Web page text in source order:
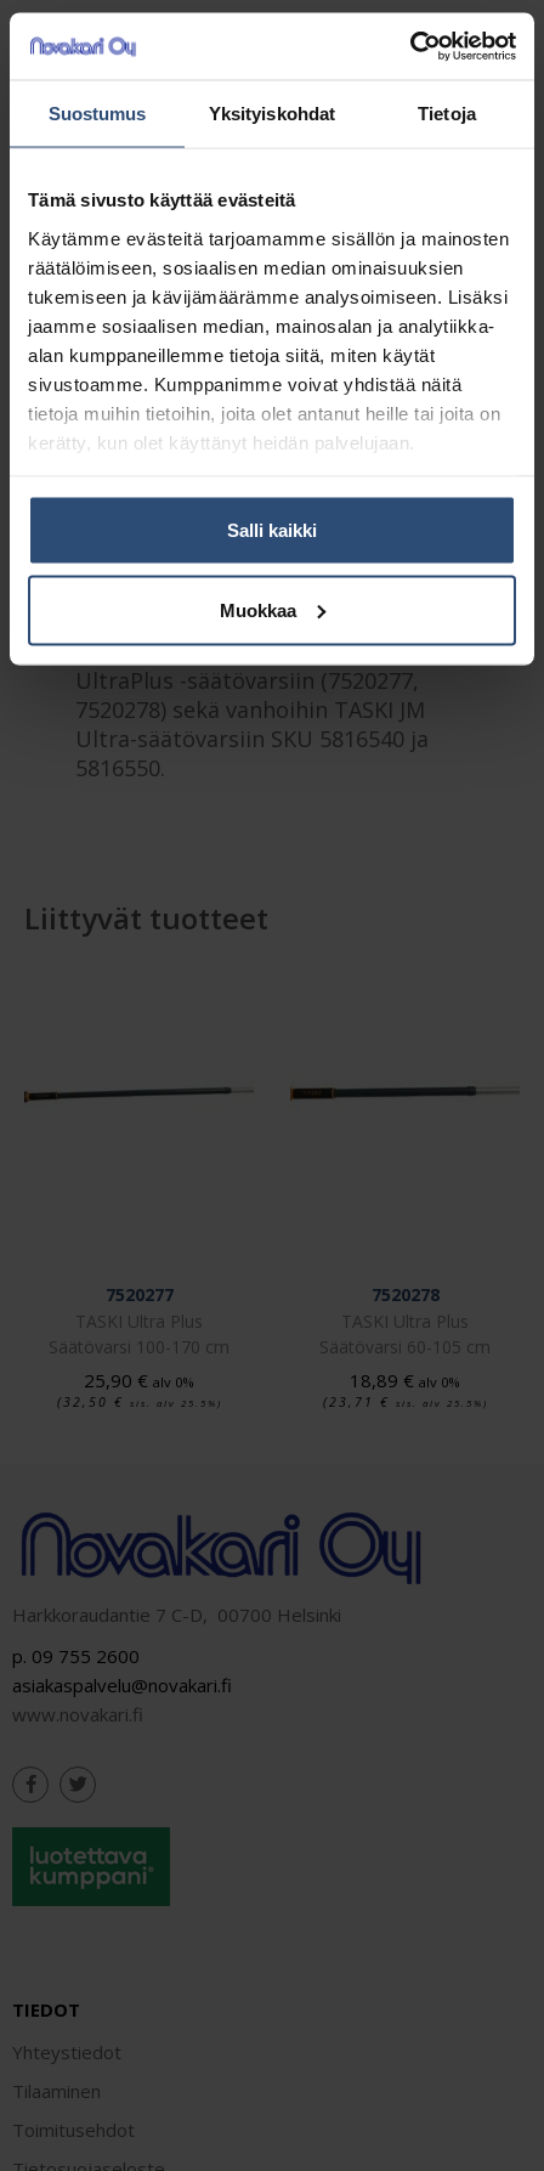
Suostumus Yksityiskohdat Tietoja
Tämä sivusto käyttää evästeitä
Käytämme evästeitä tarjoamamme sisällön ja mainosten
räätälöimiseen, sosiaalisen median ominaisuuksien
tukemiseen ja kävijämäärämme analysoimiseen. Lisäksi
jaamme sosiaalisen median, mainosalan ja analytiikka-
alan kumppaneillemme tietoja siitä, miten käytät
sivustoamme. Kumppanimme voivat yhdistää näitä
tietoja muihin tietoihin, joita olet antanut heille tai joita on
kerätty, kun olet käyttänyt heidän palvelujaan.
Salli kaikki
Muokkaa
Yhteensä: 20,41 €
Osasto:Levykehykset
Kuvaus
Lisätiedot
Kierrätysohje: alumiiniosat
metallinkeräykseen, muoviosat
cm, 40 cm ja 60 cm) kaikille TASKI-
velcromopeille. Sopivat uusiin TASKI
UltraPlus -säätövarsiin (7520277,
7520278) sekä vanhoihin TASKI JM
Ultra-säätövarsiin SKU 5816540 ja
5816550.
Liittyvät tuotteet
7520277
TASKI Ultra Plus
Säätövarsi 100-170 cm
25,90 € alv 0%
(32,50 € sis. alv 25.5%)
7520278
TASKI Ultra Plus
Säätövarsi 60-105 cm
18,89 € alv 0%
(23,71 € sis. alv 25.5%)
Harkkoraudantie 7 C-D, 00700 Helsinki
p. 09 755 2600
asiakaspalvelu@novakari.fi
www.novakari.fi
TIEDOT
Yhteystiedot
Tilaaminen
Toimitusehdot